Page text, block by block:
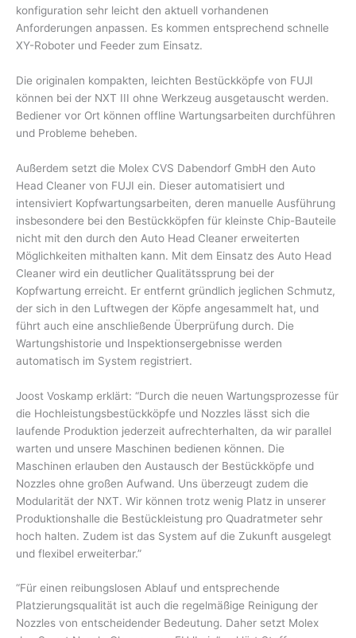
konfiguration sehr leicht den aktuell vorhandenen
Anforderungen anpassen. Es kommen entsprechend schnelle
XY-Roboter und Feeder zum Einsatz.
Die originalen kompakten, leichten Bestückköpfe von FUJI
können bei der NXT III ohne Werkzeug ausgetauscht werden.
Bediener vor Ort können offline Wartungsarbeiten durchführen
und Probleme beheben.
Außerdem setzt die Molex CVS Dabendorf GmbH den Auto
Head Cleaner von FUJI ein. Dieser automatisiert und
intensiviert Kopfwartungsarbeiten, deren manuelle Ausführung
insbesondere bei den Bestückköpfen für kleinste Chip-Bauteile
nicht mit den durch den Auto Head Cleaner erweiterten
Möglichkeiten mithalten kann. Mit dem Einsatz des Auto Head
Cleaner wird ein deutlicher Qualitätssprung bei der
Kopfwartung erreicht. Er entfernt gründlich jeglichen Schmutz,
der sich in den Luftwegen der Köpfe angesammelt hat, und
führt auch eine anschließende Überprüfung durch. Die
Wartungshistorie und Inspektionsergebnisse werden
automatisch im System registriert.
Joost Voskamp erklärt: “Durch die neuen Wartungsprozesse für
die Hochleistungsbestückköpfe und Nozzles lässt sich die
laufende Produktion jederzeit aufrechterhalten, da wir parallel
warten und unsere Maschinen bedienen können. Die
Maschinen erlauben den Austausch der Bestückköpfe und
Nozzles ohne großen Aufwand. Uns überzeugt zudem die
Modularität der NXT. Wir können trotz wenig Platz in unserer
Produktionshalle die Bestückleistung pro Quadratmeter sehr
hoch halten. Zudem ist das System auf die Zukunft ausgelegt
und flexibel erweiterbar.”
“Für einen reibungslosen Ablauf und entsprechende
Platzierungsqualität ist auch die regelmäßige Reinigung der
Nozzles von entscheidender Bedeutung. Daher setzt Molex